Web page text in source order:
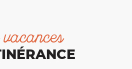
vacances